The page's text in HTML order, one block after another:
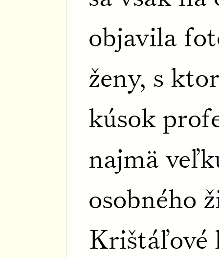
objavila
ženy, s
kúsok
najmä
osobného
Krištáľové